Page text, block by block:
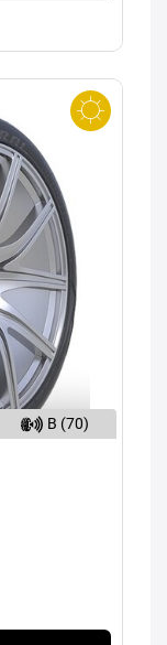
B (70)